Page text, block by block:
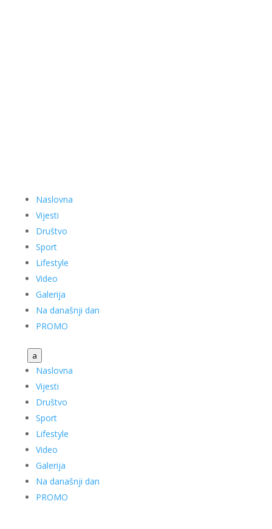
Naslovna
Vijesti
Društvo
Sport
Lifestyle
Video
Galerija
Na današnji dan
PROMO
a
Naslovna
Vijesti
Društvo
Sport
Lifestyle
Video
Galerija
Na današnji dan
PROMO